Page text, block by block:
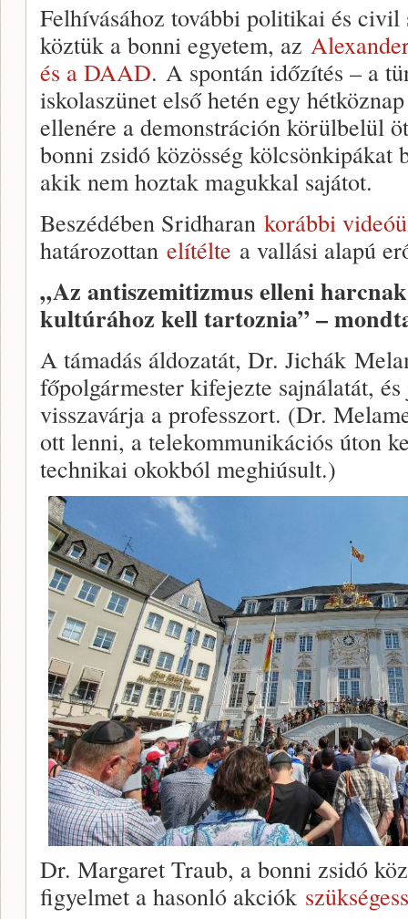
Felhívásához további politikai és civil
köztük a bonni egyetem, az
és a DAAD. A spontán időzítés – a
iskolaszünet első hetén egy
ellenére a demonstráción körülbelül
bonni zsidó közösség kölcsönkipákat
akik nem hoztak magukkal sajátot.
Beszédében Sridharan korábbi
határozottan elítélte a vallási alapú
„Az antiszemitizmus elleni
kultúrához kell tartoznia” –
A támadás áldozatát, Dr. Jichák
főpolgármester kifejezte sajnálatát,
visszavárja a professzort. (Dr.
ott lenni, a telekommunikációs úton
technikai okokból meghiúsult.)
Dr. Margaret Traub, a bonni zsidó
figyelmet a hasonló akciók